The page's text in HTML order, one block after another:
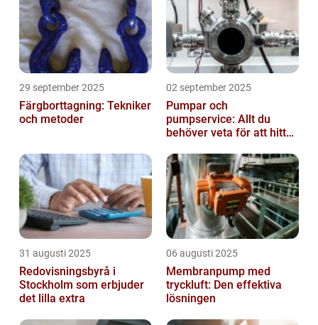
29 september 2025
Färgborttagning: Tekniker
och metoder
02 september 2025
Pumpar och
pumpservice: Allt du
behöver veta för att hitta
31 augusti 2025
Redovisningsbyrå i
Stockholm som erbjuder
det lilla extra
06 augusti 2025
Membranpump med
tryckluft: Den effektiva
lösningen